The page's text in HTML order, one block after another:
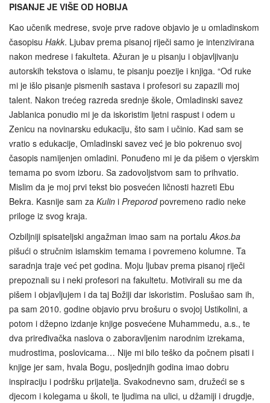
PISANJE JE VIŠE OD HOBIJA
Kao učenik medrese, svoje prve radove objavio je u omladinskom
časopisu Hakk. Ljubav prema pisanoj riječi samo je intenzivirana
nakon medrese i fakulteta. Ažuran je u pisanju i objavljivanju
autorskih tekstova o islamu, te pisanju poezije i knjiga. “Od ruke
mi je išlo pisanje pismenih sastava i profesori su zapazili moj
talent. Nakon trećeg razreda srednje škole, Omladinski savez
Jablanica ponudio mi je da iskoristim ljetni raspust i odem u
Zenicu na novinarsku edukaciju, što sam i učinio. Kad sam se
vratio s edukacije, Omladinski savez već je bio pokrenuo svoj
časopis namijenjen omladini. Ponuđeno mi je da pišem o vjerskim
temama po svom izboru. Sa zadovoljstvom sam to prihvatio.
Mislim da je moj prvi tekst bio posvećen ličnosti hazreti Ebu
Bekra. Kasnije sam za Kulin i Preporodpovremeno radio neke
priloge iz svog kraja.
Ozbiljniji spisateljski angažman imao sam na portalu Akos.ba
pišući o stručnim islamskim temama i povremeno kolumne. Ta
saradnja traje već pet godina. Moju ljubav prema pisanoj riječi
prepoznali su i neki profesori na fakultetu. Motivirali su me da
pišem i objavljujem i da taj Božiji dar iskoristim. Poslušao sam ih,
pa sam 2010. godine objavio prvu brošuru o svojoj Ustikolini, a
potom i džepno izdanje knjige posvećene Muhammedu, a.s., te
dva priređivačka naslova o zaboravljenim narodnim izrekama,
mudrostima, poslovicama… Nije mi bilo teško da počnem pisati i
knjige jer sam, hvala Bogu, posljednjih godina imao dobru
inspiraciju i podršku prijatelja. Svakodnevno sam, družeći se s
djecom i kolegama u školi, te ljudima na ulici, u džamiji i drugdje,